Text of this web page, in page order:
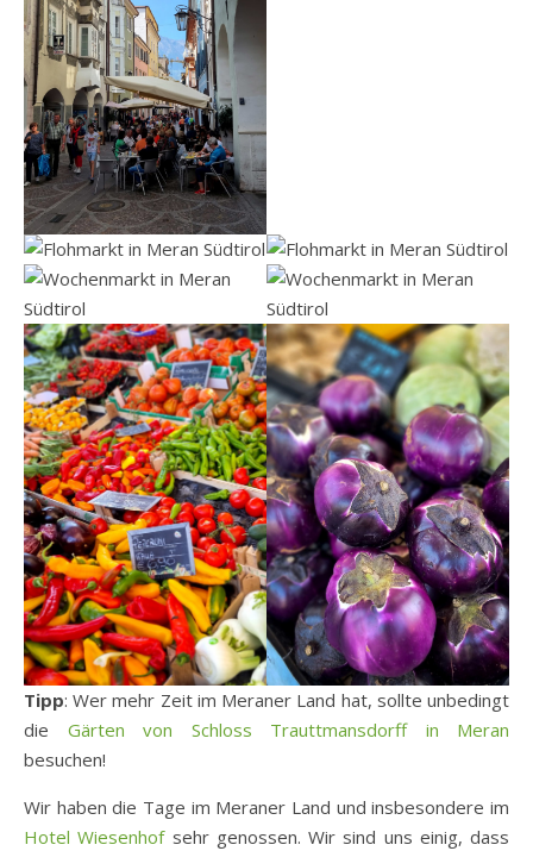
Tipp: Wer mehr Zeit im Meraner Land hat, sollte unbedingt
die Gärten von Schloss Trauttmansdorff in Meran
besuchen!
Wir haben die Tage im Meraner Land und insbesondere im
Hotel Wiesenhofsehr genossen. Wir sind uns einig, dass